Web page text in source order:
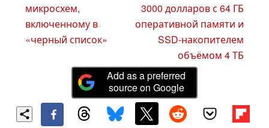
микросхем,
включенному в
«черный список»
3000 долларов с 64 ГБ
оперативной памяти и
SSD-накопителем
объёмом 4 ТБ
Add as a preferred
source on Google